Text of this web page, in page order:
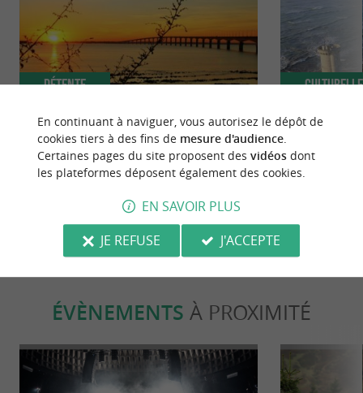
Top 5 des spots pour admirer les
couchers de soleil sur l’île de Ré
Détente
Le Phare
mer et guide
Culturelle
ÉVÈNEMENTS À PROXIMITÉ
En continuant à naviguer, vous autorisez le dépôt de
cookies tiers à des fins de mesure d'audience.
Certaines pages du site proposent des vidéosdont
les plateformes déposent également des cookies.
EN SAVOIR PLUS
JE REFUSE
J'ACCEPTE